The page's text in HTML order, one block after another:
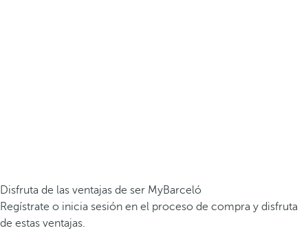
Disfruta de las ventajas de ser MyBarceló
Regístrate o inicia sesión en el proceso de compra y disfruta
de estas ventajas.